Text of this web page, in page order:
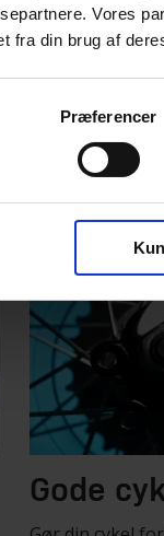
Vores
fra din brug af
Præferencer
Gode